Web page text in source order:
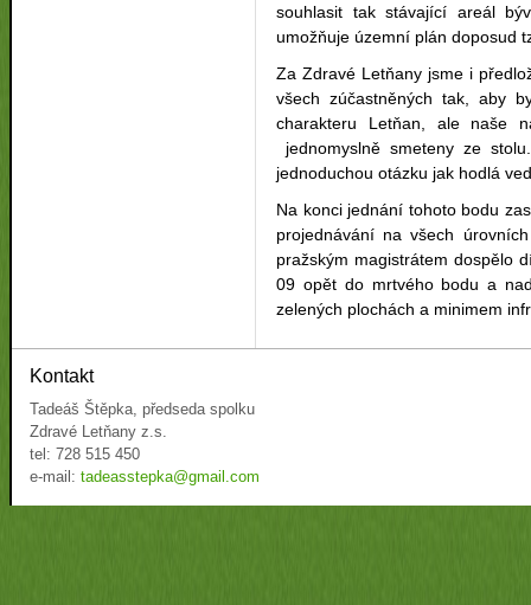
souhlasit tak stávající areál
umožňuje územní plán doposud
Za Zdravé Letňany jsme i
všech zúčastněných tak, aby
charakteru Letňan, ale naše
jednomyslně smeteny ze
jednoduchou otázku jak hodlá
Na konci jednání tohoto bodu
projednávání na všech
pražským magistrátem dospělo
09 opět do mrtvého bodu a
zelených plochách a minimem
Kontakt
Tadeáš Štěpka, předseda spolku
Zdravé Letňany z.s.
tel: 728 515 450
e-mail: tadeasstepka@gmail.com